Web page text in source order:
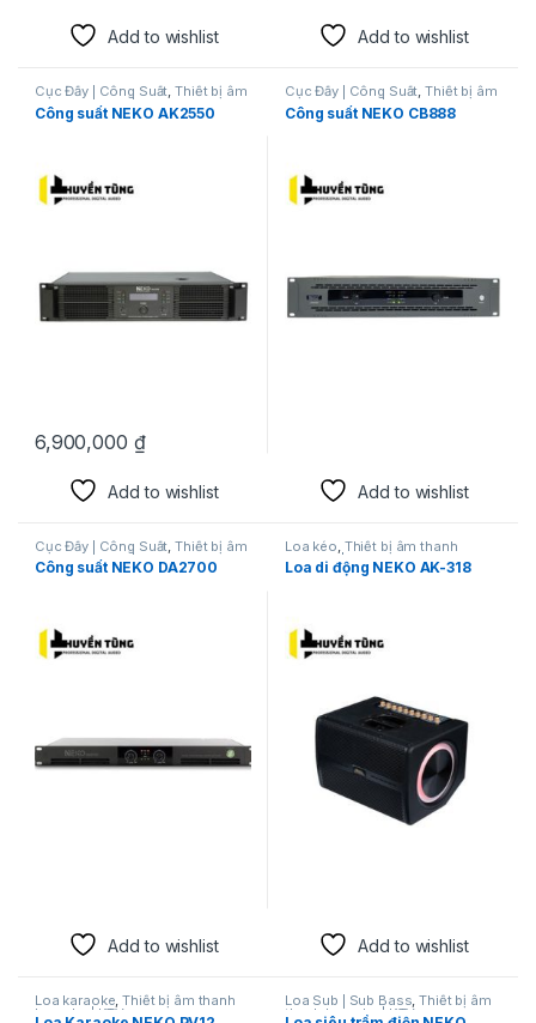
Add to wishlist Add to wishlist
Cục Đẩy | Công Suất,Thiết bị âm
thanh karaoke | KTV
Công suất NEKO AK2550
6,900,000 ₫
Add to wishlist
Cục Đẩy | Công Suất,Thiết bị âm
thanh karaoke | KTV
Công suất NEKO CB888
Add to wishlist
Cục Đẩy | Công Suất ,Thiết bị âm
thanh karaoke | KTV
Công suất NEKO DA2700
Add to wishlist
Loa kéo Thiết bị âm thanh
karaoke | KTV
Loa di động NEKO AK-318
Add to wishlist
Loa karaoke,Thiết bị âm thanh
karaoke | KTV
Loa Sub | Sub Bass,Thiết bị âm
thanh karaoke | KTV